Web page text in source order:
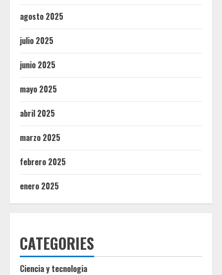
agosto 2025
julio 2025
junio 2025
mayo 2025
abril 2025
marzo 2025
febrero 2025
enero 2025
CATEGORIES
Ciencia y tecnologia